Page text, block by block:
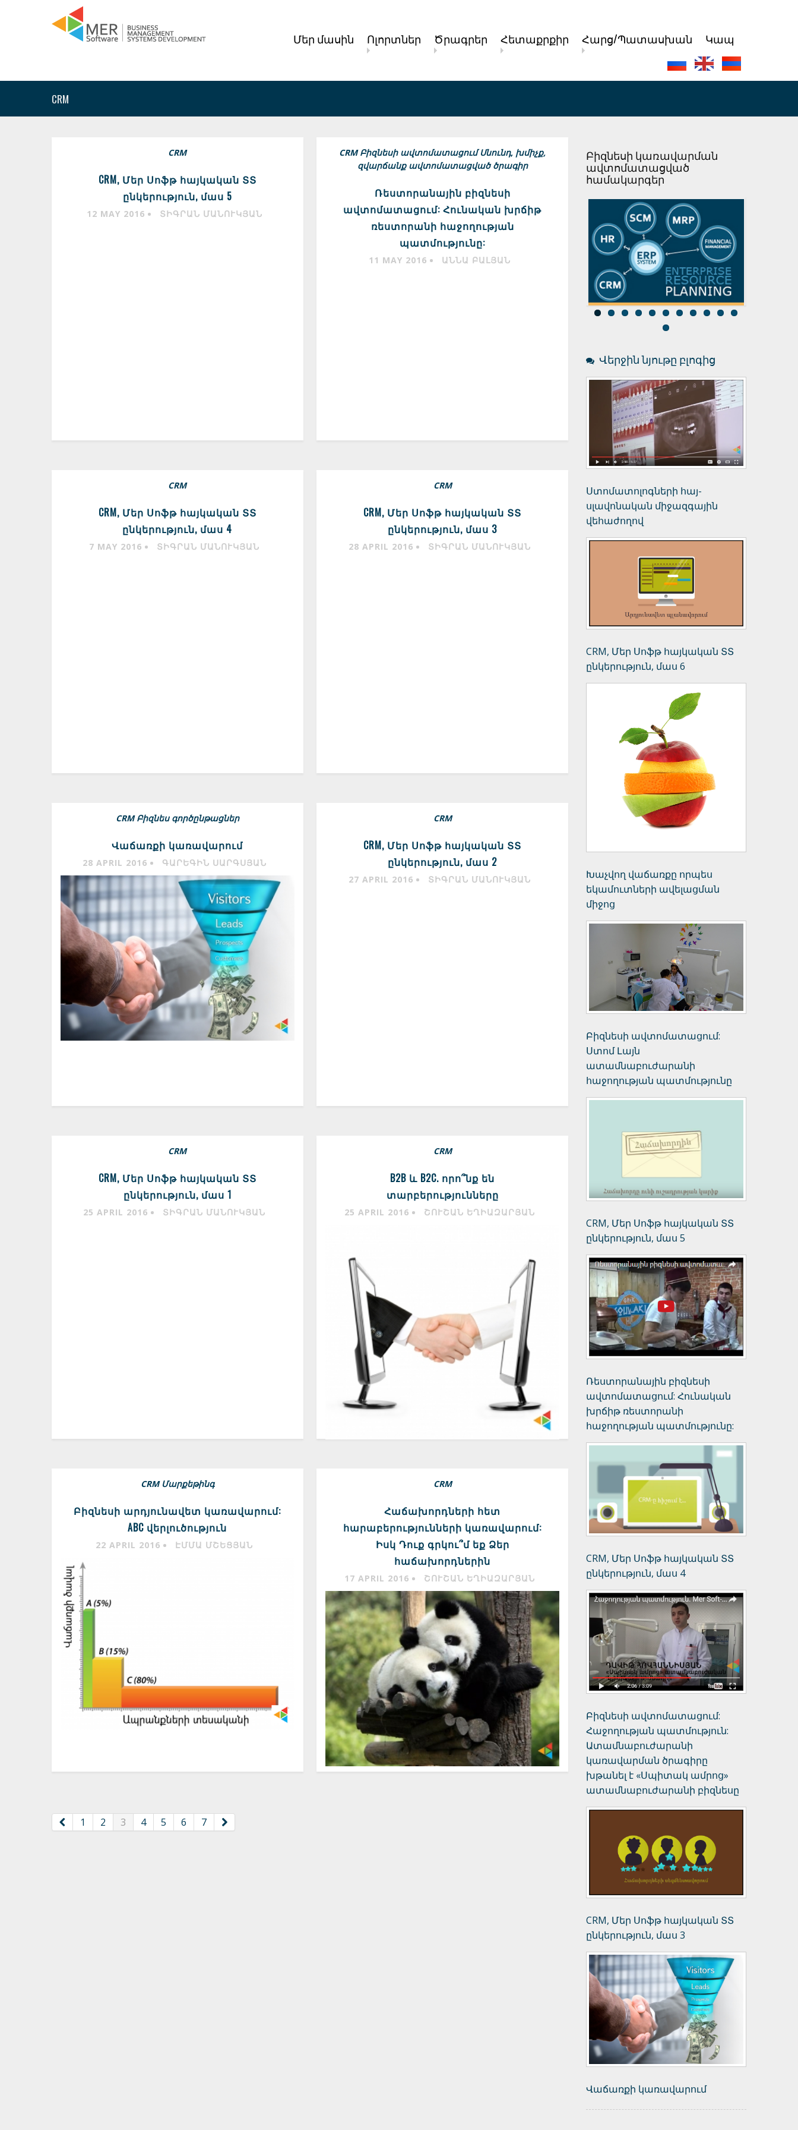
Մեր մասին Ոլորտներ Ծրագրեր Հետաքրքիր Հարց/Պատասխան Կապ
CRM
CRM
CRM, Մեր Սոֆթ հայկական ՏՏ
ընկերություն, մաս 5
12 MAY 2016 ՏԻԳՐԱՆ ՄԱՆՈՒԿՅԱՆ
CRM Բիզնեսի ավտոմատացում Սնունդ, խմիչք,
զվարճանք ավտոմատացված ծրագիր
Ռեստորանային բիզնեսի
ավտոմատացում: Հունական խրճիթ
ռեստորանի հաջողության
պատմությունը:
11 MAY 2016 ԱՆՆԱ ԲԱԼՅԱՆ
CRM
CRM, Մեր Սոֆթ հայկական ՏՏ
ընկերություն, մաս 4
7 MAY 2016 ՏԻԳՐԱՆ ՄԱՆՈՒԿՅԱՆ
CRM
CRM, Մեր Սոֆթ հայկական ՏՏ
ընկերություն, մաս 3
28 APRIL 2016 ՏԻԳՐԱՆ ՄԱՆՈՒԿՅԱՆ
CRM Բիզնես գործընթացներ
Վաճառքի կառավարում
28 APRIL 2016 ԳԱՐԵԳԻՆ ՍԱՐԳՍՅԱՆ
CRM
CRM, Մեր Սոֆթ հայկական ՏՏ
ընկերություն, մաս 2
27 APRIL 2016 ՏԻԳՐԱՆ ՄԱՆՈՒԿՅԱՆ
CRM
CRM, Մեր Սոֆթ հայկական ՏՏ
ընկերություն, մաս 1
25 APRIL 2016 ՏԻԳՐԱՆ ՄԱՆՈՒԿՅԱՆ
CRM
B2B և B2C. որո՞նք են
տարբերությունները
25 APRIL 2016 ՇՈՒՇԱՆ ԵՂԻԱԶԱՐՅԱՆ
CRM Մարքեթինգ
Բիզնեսի արդյունավետ կառավարում:
ABC վերլուծություն
22 APRIL 2016 ԷՄՄԱ ՄՇԵՑՅԱՆ
CRM
Հաճախորդների հետ
հարաբերությունների կառավարում:
Իսկ Դուք գրկու՞մ եք Ձեր
հաճախորդներին
17 APRIL 2016 ՇՈՒՇԱՆ ԵՂԻԱԶԱՐՅԱՆ
1 2 3 4 5 6 7
Բիզնեսի կառավարման
ավտոմատացված
համակարգեր
Ռեսուրսներ Աշխատակազմ
Վերջին նյութը բլոգից
Ստոմատոլոգների հայ-
սլավոնական միջազգային
վեհաժողով
CRM, Մեր Սոֆթ հայկական ՏՏ
ընկերություն, մաս 6
Խաչվող վաճառքը որպես
եկամուտների ավելացման
միջոց
Բիզնեսի ավտոմատացում:
Ստոմ Լայն
ատամնաբուժարանի
հաջողության պատմությունը
CRM, Մեր Սոֆթ հայկական ՏՏ
ընկերություն, մաս 5
Ռեստորանային բիզնեսի
ավտոմատացում: Հունական
խրճիթ ռեստորանի
հաջողության պատմությունը:
CRM, Մեր Սոֆթ հայկական ՏՏ
ընկերություն, մաս 4
Բիզնեսի ավտոմատացում:
Հաջողության պատմություն:
Ատամնաբուժարանի
կառավարման ծրագիրը
խթանել է «Սպիտակ ամրոց»
ատամնաբուժարանի բիզնեսը
CRM, Մեր Սոֆթ հայկական ՏՏ
ընկերություն, մաս 3
Վաճառքի կառավարում